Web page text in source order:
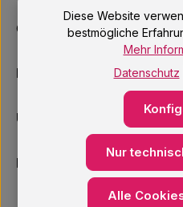
Oder über unser
Informationen
Unsere Services
Newsletter
Diese Website
bestmögliche
Mehr
Datenschutz
Nur
Alle